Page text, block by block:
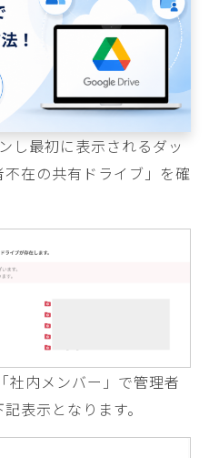
し最初に表示されるダッ
在の共有ドライブ」を確
内メンバー」で管理者
表示となります。